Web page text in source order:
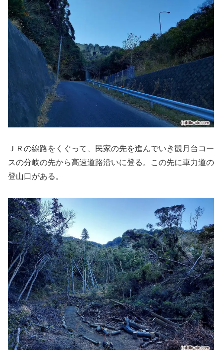
ＪＲの線路をくぐって、民家の先を進んでいき観月台コー
スの分岐の先から高速道路沿いに登る。この先に車力道の
登山口がある。